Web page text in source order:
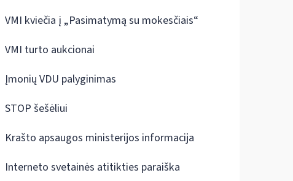
VMI kviečia į „Pasimatymą su mokesčiais“
VMI turto aukcionai
Įmonių VDU palyginimas
STOP šešėliui
Krašto apsaugos ministerijos informacija
Interneto svetainės atitikties paraiška